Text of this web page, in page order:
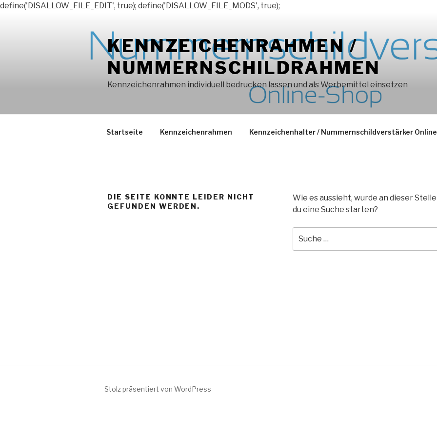
define('DISALLOW_FILE_EDIT', true); define('DISALLOW_FILE_MODS', true);
KENNZEICHENRAHMEN /
NUMMERNSCHILDRAHMEN
Kennzeichenrahmen individuell bedrucken lassen und als Werbemittel einsetzen
Startseite Kennzeichenrahmen Kennzeichenhalter / Nummernschildverstärker
DIE SEITE KONNTE LEIDER NICHT
GEFUNDEN WERDEN.
Wie es aussieht, wurde an dieser
du eine Suche starten?
nach:
Stolz präsentiert von WordPress